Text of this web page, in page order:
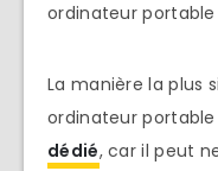
ordinateur
La manière la plus
ordinateur portable
dédié, car il peut